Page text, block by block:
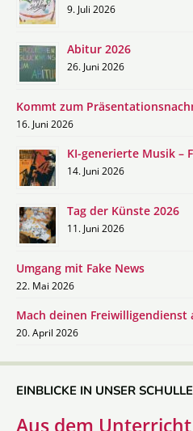
9. Juli 2026
Abitur 2026
26. Juni 2026
Kommt zum
16. Juni 2026
KI-generierte Musik –
14. Juni 2026
Tag der Künste 2026
11. Juni 2026
Umgang mit Fake News
22. Mai 2026
Mach deinen Freiwilligendienst
20. April 2026
EINBLICKE IN UNSER
Aus dem Unterricht